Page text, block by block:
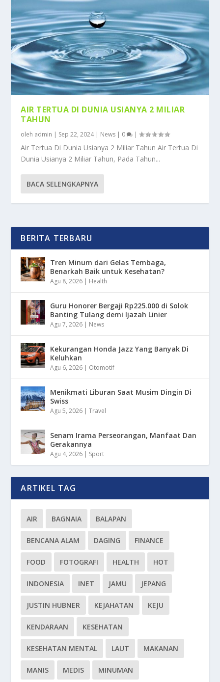
AIR TERTUA DI DUNIA USIANYA 2 MILIAR
TAHUN
oleh admin | Sep 22, 2024| News | 0 |
Air Tertua Di Dunia Usianya 2 Miliar Tahun Air Tertua Di
Dunia Usianya 2 Miliar Tahun, Pada Tahun...
BACA SELENGKAPNYA
BERITA TERBARU
Tren Minum dari Gelas Tembaga,
Benarkah Baik untuk Kesehatan?
Agu 8, 2026 | Health
Guru Honorer Bergaji Rp225.000 di Solok
Banting Tulang demi Ijazah Linier
Agu 7, 2026 | News
Kekurangan Honda Jazz Yang Banyak Di
Keluhkan
Agu 6, 2026 | Otomotif
Menikmati Liburan Saat Musim Dingin Di
Swiss
Agu 5, 2026 |Travel
Senam Irama Perseorangan, Manfaat Dan
Gerakannya
Agu 4, 2026 | Sport
ARTIKEL TAG
AIR BAGNAIA BALAPAN
BENCANA ALAM DAGING FINANCE
FOOD FOTOGRAFI HEALTH HOT
INDONESIA INET JAMU JEPANG
JUSTIN HUBNER KEJAHATAN KEJU
KENDARAAN KESEHATAN
KESEHATAN MENTAL LAUT MAKANAN
MANIS MEDIS MINUMAN